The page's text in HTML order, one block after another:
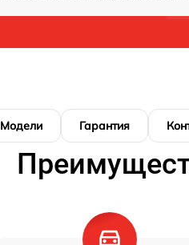
Модели Гарантия